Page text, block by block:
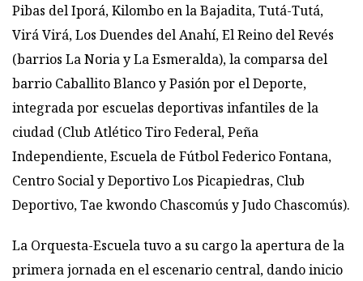
Pibas del Iporá, Kilombo en la Bajadita, Tutá-Tutá,
Virá Virá, Los Duendes del Anahí, El Reino del Revés
(barrios La Noria y La Esmeralda), la comparsa del
barrio Caballito Blanco y Pasión por el Deporte,
integrada por escuelas deportivas infantiles de la
ciudad (Club Atlético Tiro Federal, Peña
Independiente, Escuela de Fútbol Federico Fontana,
Centro Social y Deportivo Los Picapiedras, Club
Deportivo, Tae kwondo Chascomús y Judo Chascomús).
La Orquesta-Escuela tuvo a su cargo la apertura de la
primera jornada en el escenario central, dando inicio